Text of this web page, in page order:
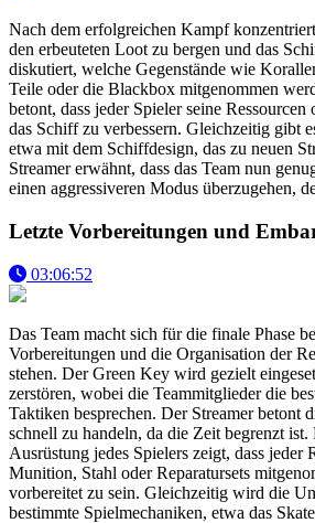
Nach dem erfolgreichen Kampf
den erbeuteten Loot zu bergen und das
diskutiert, welche Gegenstände wie
Teile oder die Blackbox mitgenommen
betont, dass jeder Spieler seine Ressourcen
das Schiff zu verbessern. Gleichzeitig gibt
etwa mit dem Schiffdesign, das zu neuen
Streamer erwähnt, dass das Team nun
einen aggressiveren Modus überzugehen,
Letzte Vorbereitungen und
03:06:52
Das Team macht sich für die finale Phase
Vorbereitungen und die Organisation der
stehen. Der Green Key wird gezielt
zerstören, wobei die Teammitglieder die
Taktiken besprechen. Der Streamer betont
schnell zu handeln, da die Zeit begrenzt
Ausrüstung jedes Spielers zeigt, dass jeder
Munition, Stahl oder Reparatursets
vorbereitet zu sein. Gleichzeitig wird die
bestimmte Spielmechaniken, etwa das